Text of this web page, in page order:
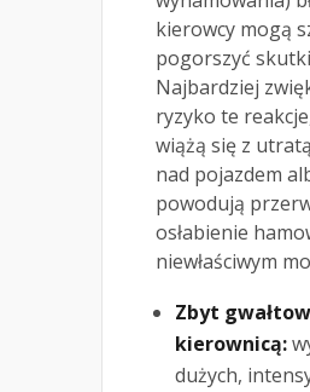
kierowcy mogą
pogorszyć
Najbardziej
ryzyko te
wiążą się z
nad pojazdem
powodują
osłabienie
niewłaściwym
Zbyt
kierownicą:
dużych,